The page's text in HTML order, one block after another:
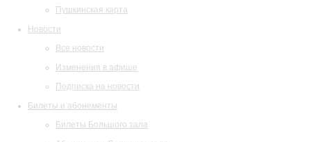
Пушкинская карта
Новости
Все новости
Изменения в афише
Подписка на новости
Билеты и абонементы
Билеты Большого зала